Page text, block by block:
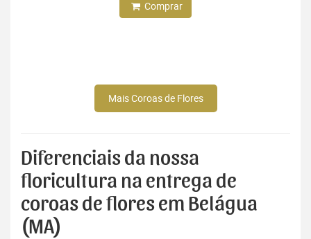
Comprar
Mais Coroas de Flores
Diferenciais da nossa
floricultura na entrega de
coroas de flores em Belágua
(MA)